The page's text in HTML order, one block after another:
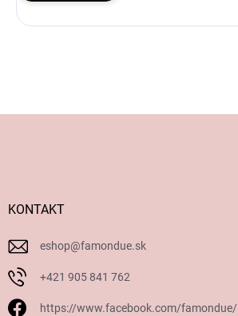
KONTAKT
eshop@famondue.sk
+421 905 841 762
https://www.facebook.com/famondue/